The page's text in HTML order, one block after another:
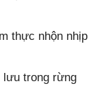
thực nhộn nhịp
lưu trong rừng